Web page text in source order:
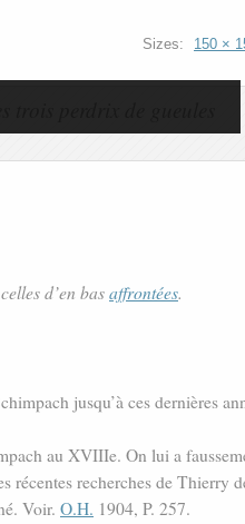
Sizes: 150 ×
d’en basaffrontées.
jusqu’à ces dernières
au XVIIIe. On lui a
récentes recherches de Thierry
Voir. O.H. 1904, P. 257.